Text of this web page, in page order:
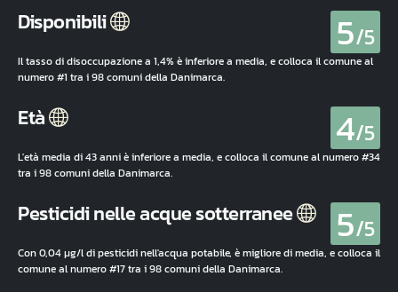
Disponibili 5/5
Il tasso di disoccupazione a 1,4% è inferiore a media, e colloca il comune al
numero #1 tra i 98 comuni della Danimarca.
Età 4/5
L'età media di 43 anni è inferiore a media, e colloca il comune al numero #34
tra i 98 comuni della Danimarca.
Pesticidi nelle acque sotterranee 5/5
Con 0,04 µg/l di pesticidi nell'acqua potabile, è migliore di media, e colloca il
comune al numero #17 tra i 98 comuni della Danimarca.